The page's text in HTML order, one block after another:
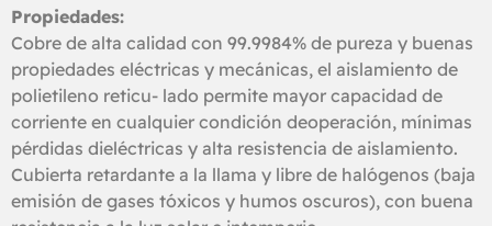
Propiedades:
Cobre de alta calidad con 99.9984% de pureza y buenas
propiedades eléctricas y mecánicas, el aislamiento de
polietileno reticu- lado permite mayor capacidad de
corriente en cualquier condición deoperación, mínimas
pérdidas dieléctricas y alta resistencia de aislamiento.
Cubierta retardante a la llama y libre de halógenos (baja
emisión de gases tóxicos y humos oscuros), con buena